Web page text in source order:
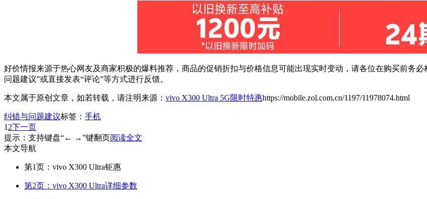
好价情报来源于热心网友及商家积极的爆料推荐，商品的促销折扣与价格信息可能出现实时变动，请各位在购买前务
问题建议”或直接发表“评论”等方式进行反馈。
本文属于原创文章，如若转载，请注明来源： vivo X300 Ultra 5G限时特惠https://mobile.zol.com.cn/1197/11978074.html
纠错与问题建议标签： 手机
1 2下一页
提示：支持键盘“← →”键翻页阅读全文
本文导航
第1页：vivo X300 Ultra钜惠
第2页：vivo X300 Ultra详细参数